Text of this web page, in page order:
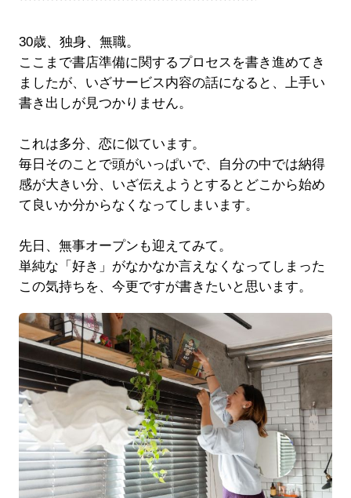
30歳、独身、無職。
ここまで書店準備に関するプロセスを書き進めてき
ましたが、いざサービス内容の話になると、上手い
書き出しが見つかりません。
これは多分、恋に似ています。
毎日そのことで頭がいっぱいで、自分の中では納得
感が大きい分、いざ伝えようとするとどこから始め
て良いか分からなくなってしまいます。
先日、無事オープンも迎えてみて。
単純な「好き」がなかなか言えなくなってしまった
この気持ちを、今更ですが書きたいと思います。